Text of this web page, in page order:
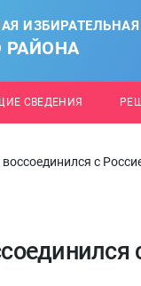
РАЙОНА
СВЕДЕНИЯ
с